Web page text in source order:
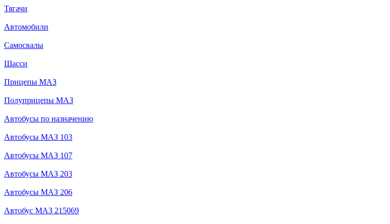
Тягачи
Автомобили
Самосвалы
Шасси
Прицепы МАЗ
Полуприцепы МАЗ
Автобусы по назначению
Автобусы МАЗ 103
Автобусы МАЗ 107
Автобусы МАЗ 203
Автобусы МАЗ 206
Автобус МАЗ 215069